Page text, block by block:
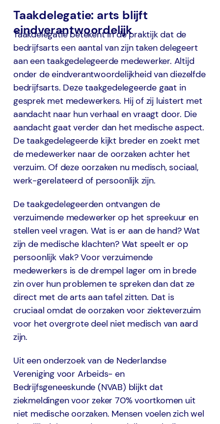
Taakdelegatie: arts blijft
eindverantwoordelijk
Taakdelegatie betekent in de praktijk dat de
bedrijfsarts een aantal van zijn taken delegeert
aan een taakgedelegeerde medewerker. Altijd
onder de eindverantwoordelijkheid van diezelfde
bedrijfsarts. Deze taakgedelegeerde gaat in
gesprek met medewerkers. Hij of zij luistert met
aandacht naar hun verhaal en vraagt door. Die
aandacht gaat verder dan het medische aspect.
De taakgedelegeerde kijkt breder en zoekt met
de medewerker naar de oorzaken achter het
verzuim. Of deze oorzaken nu medisch, sociaal,
werk-gerelateerd of persoonlijk zijn.
De taakgedelegeerden ontvangen de
verzuimende medewerker op het spreekuur en
stellen veel vragen. Wat is er aan de hand? Wat
zijn de medische klachten? Wat speelt er op
persoonlijk vlak? Voor verzuimende
medewerkers is de drempel lager om in brede
zin over hun problemen te spreken dan dat ze
direct met de arts aan tafel zitten. Dat is
cruciaal omdat de oorzaken voor ziekteverzuim
voor het overgrote deel niet medisch van aard
zijn.
Uit een onderzoek van de Nederlandse
Vereniging voor Arbeids- en
Bedrijfsgeneeskunde (NVAB) blijkt dat
ziekmeldingen voor zeker 70% voortkomen uit
niet medische oorzaken. Mensen voelen zich wel